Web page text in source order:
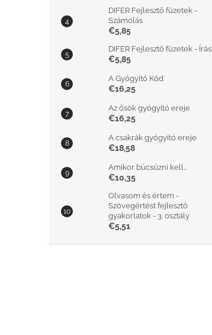
DIFER Fejlesztő füzetek -
Számolás
€5,85
DIFER Fejlesztő füzetek - Írás
€5,85
A Gyógyító Kód
€16,25
Az ősök gyógyító ereje
€16,25
A csakrák gyógyító ereje
€18,58
Amikor búcsúzni kell...
€10,35
Olvasom és értem -
Szövegértést fejlesztő
gyakorlatok - 3. osztály
€5,51